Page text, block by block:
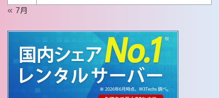
« 7月